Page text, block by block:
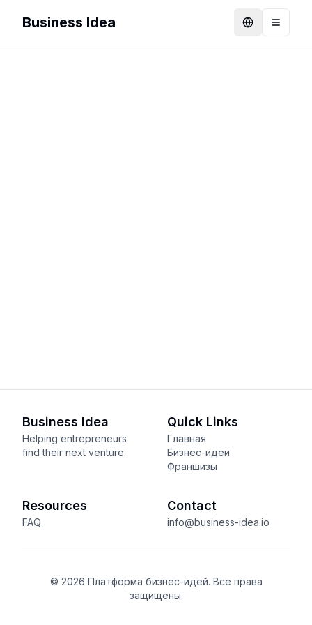
Business Idea LanguageToggle
Business Idea
Helping entrepreneurs
find their next venture.
Quick Links
Главная
Бизнес-идеи
Франшизы
Resources
FAQ
Contact
info@business-idea.io
© 2026 Платформа бизнес-идей. Все права
защищены.